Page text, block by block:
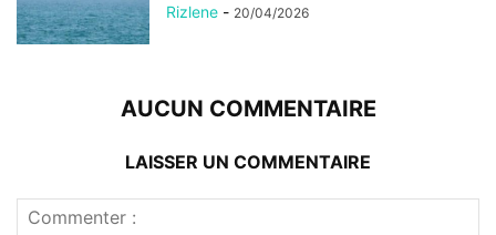
Rizlene - 20/04/2026
AUCUN COMMENTAIRE
LAISSER UN COMMENTAIRE